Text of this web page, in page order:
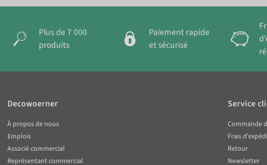
Plus de 7 000
produits
Paiement rapide
et sécurisé
Decowoerner
À propos de nous
Emplois
Associé commercial
Représentant commercial
Service
Commande
Frais
Retour
Newsletter